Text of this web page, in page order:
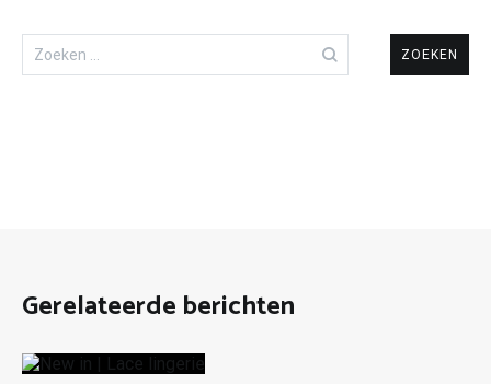
naar:
Gerelateerde berichten